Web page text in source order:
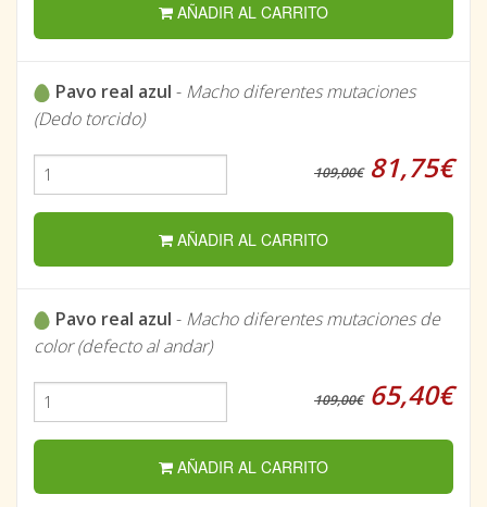
AÑADIR AL CARRITO
Pavo real azul - Macho diferentes mutaciones
(Dedo torcido)
109,00€81,75€
AÑADIR AL CARRITO
Pavo real azul - Macho diferentes mutaciones de
color (defecto al andar)
109,00€65,40€
AÑADIR AL CARRITO